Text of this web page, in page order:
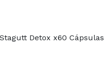
Detox x60 Cápsulas